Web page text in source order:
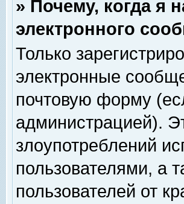
» Почему, когда я
электронного
Только
электронные
почтовую форму
администрацией).
злоупотреблений
пользователями, а
пользователей от